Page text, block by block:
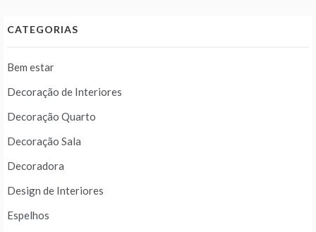
CATEGORIAS
Bem estar
Decoração de Interiores
Decoração Quarto
Decoração Sala
Decoradora
Design de Interiores
Espelhos